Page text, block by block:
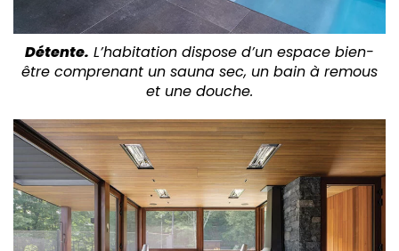
Détente. L’habitation dispose d’un espace bien-
être comprenant un sauna sec, un bain à remous
et une douche.